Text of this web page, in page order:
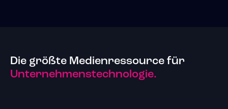
Die größte Medienressource für
Unternehmenstechnologie.